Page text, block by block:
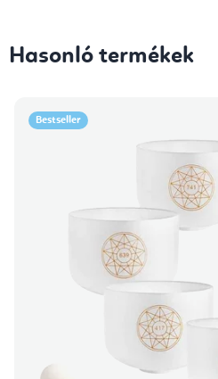
Hasonló termékek
Bestseller